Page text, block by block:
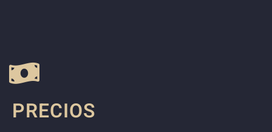
PRECIOS